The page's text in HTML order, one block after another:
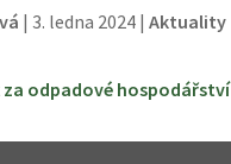
| 3. ledna 2024| Aktuality
odpadové hospodářství